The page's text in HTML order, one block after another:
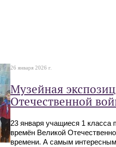
26 января 2026 г.
Музейная
Отечественной
23 января учащиеся 1
времён Великой
времени. А самым